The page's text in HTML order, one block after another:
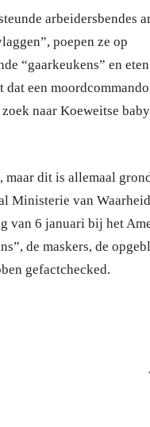
arbeidersbendes
poepen ze op
“gaarkeukens” en
een
naar Koeweitse
maar dit is allemaal
Ministerie van
van 6 januari bij het
de maskers, de
gefactchecked.